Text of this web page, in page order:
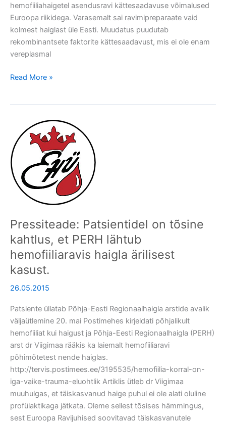
hemofiiliahaigetel asendusravi kättesaadavuse võimalused
Euroopa riikidega. Varasemalt sai ravimipreparaate vaid
kolmest haiglast üle Eesti. Muudatus puudutab
rekombinantsete faktorite kättesaadavust, mis ei ole enam
vereplasmal
Read More »
Pressiteade: Patsientidel on tõsine
kahtlus, et PERH lähtub
hemofiiliaravis haigla ärilisest
kasust.
26.05.2015
Patsiente üllatab Põhja-Eesti Regionaalhaigla arstide avalik
väljaütlemine 20. mai Postimehes kirjeldati põhjalikult
hemofiiliat kui haigust ja Põhja-Eesti Regionaalhaigla (PERH)
arst dr Viigimaa rääkis ka laiemalt hemofiiliaravi
põhimõtetest nende haiglas.
http://tervis.postimees.ee/3195535/hemofiilia-korral-on-
iga-vaike-trauma-eluohtlik Artiklis ütleb dr Viigimaa
muuhulgas, et täiskasvanud haige puhul ei ole alati oluline
profülaktikaga jätkata. Oleme sellest tõsises hämmingus,
sest Euroopa Ravijuhised soovitavad täiskasvanutele
Pressiteade:
Patsientidel
on
tõsine
kahtlus,
et
PERH
hemofiiliaravis
haigla
ärilisest
kasust.